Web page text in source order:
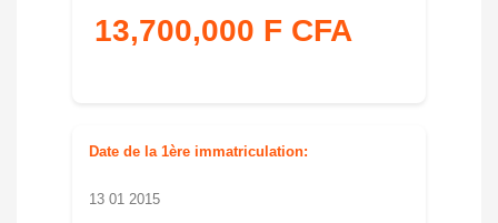
13,700,000 F CFA
Date de la 1ère immatriculation:
13 01 2015